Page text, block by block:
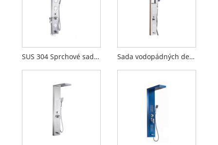
SUS 304 Sprchové sady z nerezové oceli Sada vodopádných dešťových sprchových faucetů